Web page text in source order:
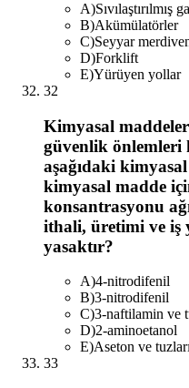
A)Sıvılaştırılmış
B)Akümülatörler
C)Seyyar
D)Forklift
E)Yürüyen yollar
32
Kimyasal
güvenlik önlemleri
aşağıdaki
kimyasal madde
konsantrasyonu
ithali, üretimi ve iş
yasaktır?
A)4-nitrodifenil
B)3-nitrodifenil
C)3-naftilamin ve
D)2-aminoetanol
E)Aseton ve
33